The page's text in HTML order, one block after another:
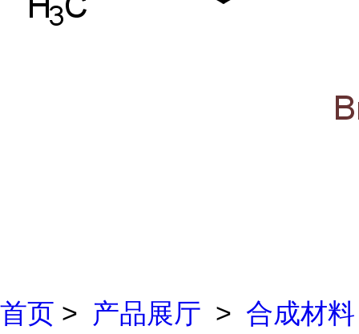
首页 > 产品展厅 > 合成材料